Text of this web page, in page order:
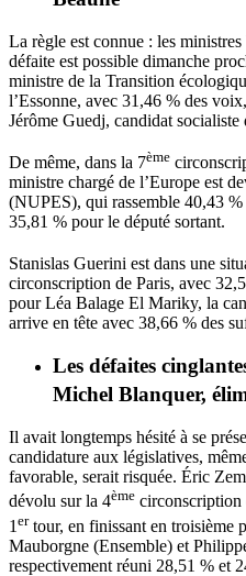
La règle est connue : les
défaite est possible dimanche
ministre de la Transition
l’Essonne, avec 31,46 % des
Jérôme Guedj, candidat
De même, dans la 7ème
ministre chargé de l’Europe est
(NUPES), qui rassemble 40,43
35,81 % pour le député sortant.
Stanislas Guerini est dans une
circonscription de Paris, avec
pour Léa Balage El Mariky, la
arrive en tête avec 38,66 % des
Les défaites
Michel Blanquer,
Il avait longtemps hésité à se
candidature aux législatives,
favorable, serait risquée. Éric
dévolu sur la 4ème circonscription
1 ertour, en finissant en troisième
Mauborgne (Ensemble) et
respectivement réuni 28,51 % et